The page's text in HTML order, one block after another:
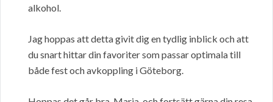
alkohol.
Jag hoppas att detta givit dig en tydlig inblick och att
du snart hittar din favoriter som passar optimala till
både fest och avkoppling i Göteborg.